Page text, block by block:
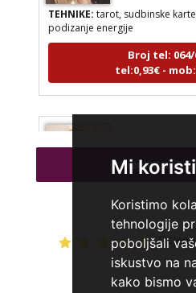
Mi
Koristimo
tehnologije
poboljšali
iskustvo na
kako bismo
TEHNIKE:tarot, sudbinske
podizanje energije
Broj tel: 064/
tel:0,93€ -
Tarot
Broj tel: 064/
tel:0,93€ -
Pregled svih